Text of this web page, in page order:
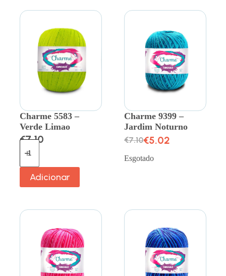
Charme 5583 –
Verde Limao
€7.10
Adicionar
Charme 9399 –
Jardim Noturno
€7.10€5.02
Esgotado